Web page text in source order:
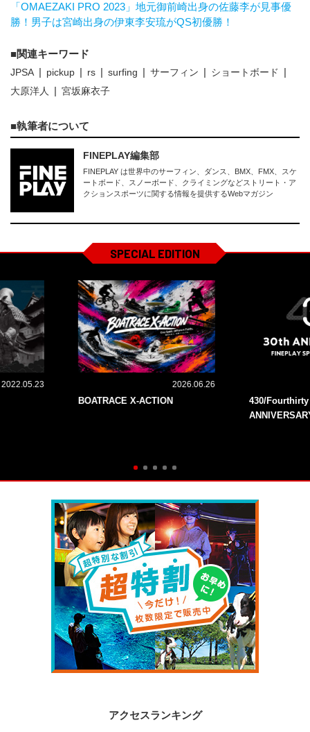
「OMAEZAKI PRO 2023」地元御前崎出身の佐藤李が見事優
勝！男子は宮崎出身の伊東李安琉がQS初優勝！
関連キーワード
JPSA pickup rs surfing サーフィン
ショートボード
大原洋人
宮坂麻衣子
執筆者について
FINEPLAY編集部
FINEPLAY は世界中のサーフィン、ダンス、BMX、FMX、スケ
ートボード、スノーボード、クライミングなどストリート・ア
クションスポーツに関する情報を提供するWebマガジン
SPECIAL EDITION
2022.05.23 2026.06.26
BOATRACE X-ACTION
430/
アクセスランキング